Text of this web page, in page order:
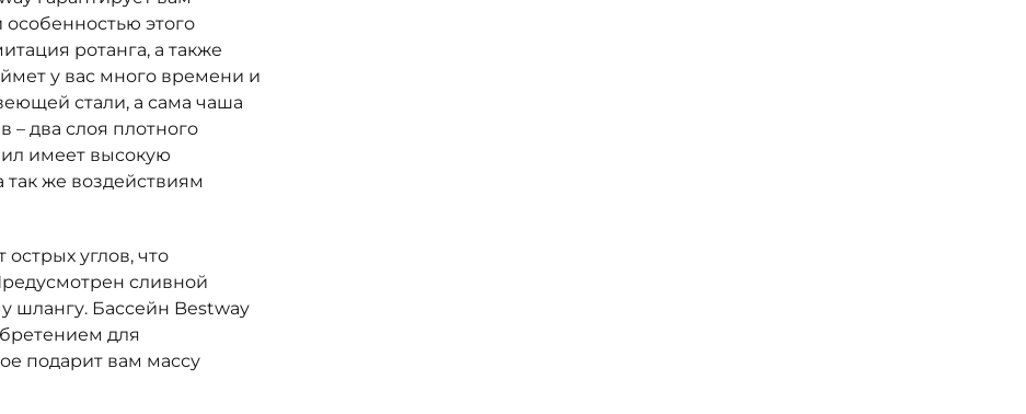
этого
ротанга, а также
у вас много времени и
стали, а сама чаша
– два слоя плотного
имеет высокую
так же воздействиям
углов, что
сливной
шлангу. Бассейн Bestway
для
подарит вам массу